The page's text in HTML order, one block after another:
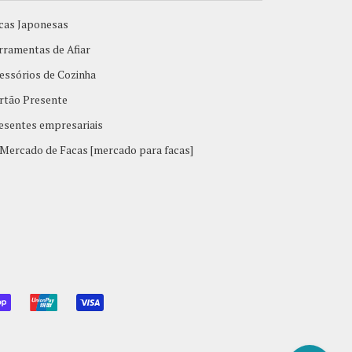
Japonesas
de Afiar
de Cozinha
Presente
empresariais
de Facas [mercado para facas]
SHOPIFY
UNIONPAY